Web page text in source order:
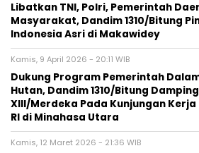
Libatkan TNI, Polri, Pemerintah
Masyarakat, Dandim 1310/Bitung
Indonesia Asri di Makawidey
Kamis, 9 April 2026 - 20:11 WIB
Dukung Program Pemerintah
Hutan, Dandim 1310/Bitung
XIII/Merdeka Pada Kunjungan
RI di Minahasa Utara
Kamis, 12 Maret 2026 - 21:36 WIB